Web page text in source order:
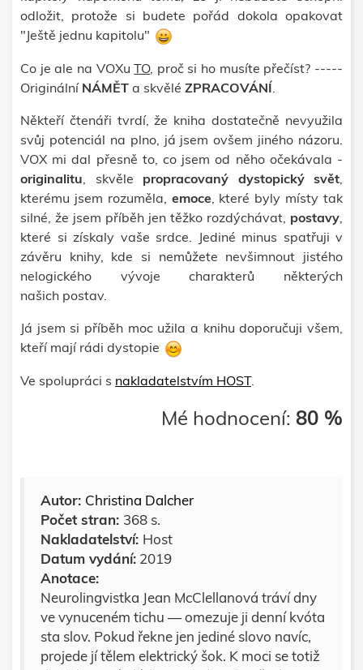
odložit, protože si budete pořád dokola opakovat
"Ještě jednu kapitolu"
Co je ale na VOXuTO, proč si ho musíte přečíst? -----
Originální NÁMĚT a skvělé ZPRACOVÁNÍ.
Někteří čtenáři tvrdí, že kniha dostatečně nevyužila
svůj potenciál na plno, já jsem ovšem jiného názoru.
VOX mi dal přesně to, co jsem od něho očekávala -
originalitu, skvěle propracovaný dystopický svět,
kterému jsem rozuměla, emoce, které byly místy tak
silné, že jsem příběh jen těžko rozdýchávat, postavy,
které si získaly vaše srdce. Jediné minus spatřuji v
závěru knihy, kde si nemůžete nevšimnout jistého
nelogického vývoje charakterů některých
našich postav.
Já jsem si příběh moc užila a knihu doporučuji všem,
kteří mají rádi dystopie
Ve spolupráci s nakladatelstvím HOST.
Mé hodnocení: 80 %
Autor: Christina Dalcher
Počet stran: 368 s.
Nakladatelství: Host
Datum vydání: 2019
Anotace:
Neurolingvistka Jean McClellanová tráví dny
ve vynuceném tichu — omezuje ji denní kvóta
sta slov. Pokud řekne jen jediné slovo navíc,
projede jí tělem elektrický šok. K moci se totiž